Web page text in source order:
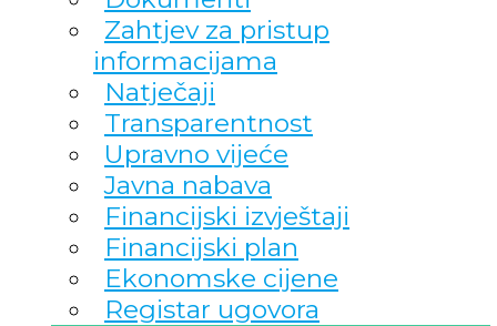
Zahtjev za pristup
informacijama
Natječaji
Transparentnost
Upravno vijeće
Javna nabava
Financijski izvještaji
Financijski plan
Ekonomske cijene
Registar ugovora